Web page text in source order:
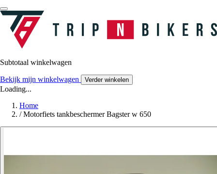
Subtotaal winkelwagen
Bekijk mijn winkelwagen Verder winkelen
Loading...
Home
/ Motorfiets tankbeschermer Bagster w 650